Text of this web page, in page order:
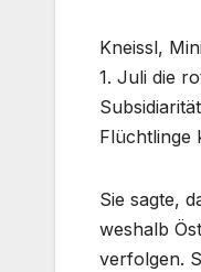
Kneissl,
1. Juli die
Flüchtlinge
Sie sagte,
weshalb
verfolgen.